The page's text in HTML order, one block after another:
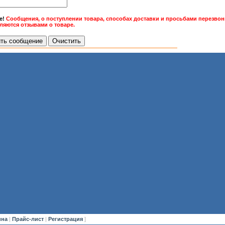
Сообщения, о поступлении товара, способах доставки и просьбами
отзывами о товаре.
| Прайс-лист | Регистрация ]